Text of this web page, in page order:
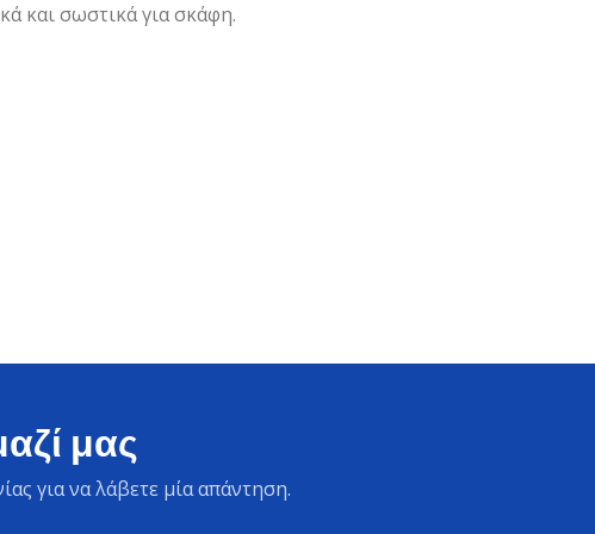
και σωστικά για σκάφη.
μας
για να λάβετε μία απάντηση.